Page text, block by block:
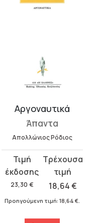
Αργοναυτικά
Άπαντα
Απολλώνιος Ρόδιος
23,30 €
Original
price
was:
23,30 €.
18,64€
τρέχουσα
τιμή
είναι:
Προηγούμενη τιμή: 18,64 €.